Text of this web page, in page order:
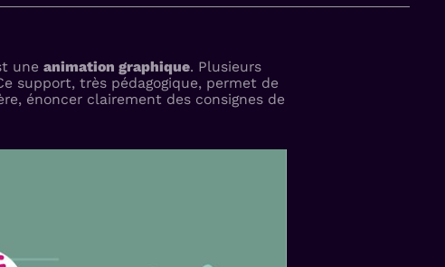
uneanimation graphique. Plusieurs
support, très pédagogique, permet de
énoncer clairement des consignes de